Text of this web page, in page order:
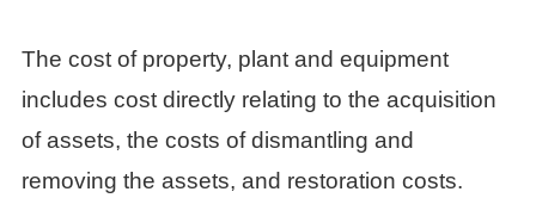
The cost of property, plant and equipment
includes cost directly relating to the acquisition
of assets, the costs of dismantling and
removing the assets, and restoration costs.